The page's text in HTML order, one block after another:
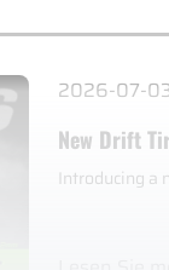
2026-07-
New Drift
Introducing a